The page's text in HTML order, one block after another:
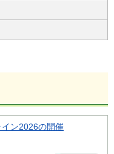
ン2026の開催